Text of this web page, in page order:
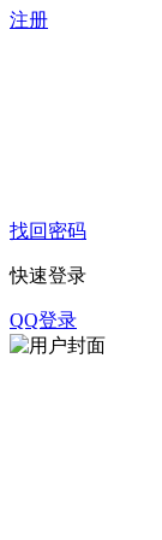
注册
找回密码
快速登录
QQ登录